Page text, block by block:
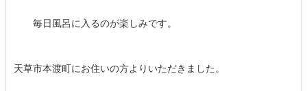
毎日風呂に入るのが楽しみです。
天草市本渡町にお住いの方よりいただきました。